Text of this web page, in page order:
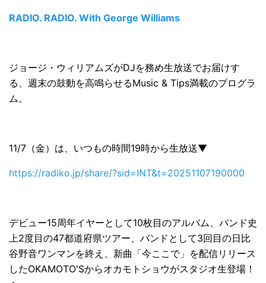
RADIO. RADIO. With George Williams
ジョージ・ウィリアムズがDJを務め生放送でお届けす
る、週末の鼓動を高鳴らせるMusic & Tips満載のプログラ
ム。
11/7（金）は、いつもの時間19時から生放送▼
https://radiko.jp/share/?sid=INT&t=20251107190000
デビュー15周年イヤーとして10枚目のアルバム、バンド史
上2度目の47都道府県ツアー、バンドとして3回目の日比
谷野音ワンマンを終え、新曲「今ここで」を配信リリース
したOKAMOTO'Sからオカモトショウがスタジオ生登場！